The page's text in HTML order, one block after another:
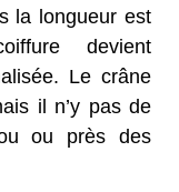
la longueur est
devient
Le crâne
il n’y pas de
ou près des